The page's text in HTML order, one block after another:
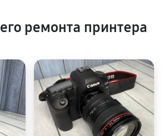
ремонта принтера